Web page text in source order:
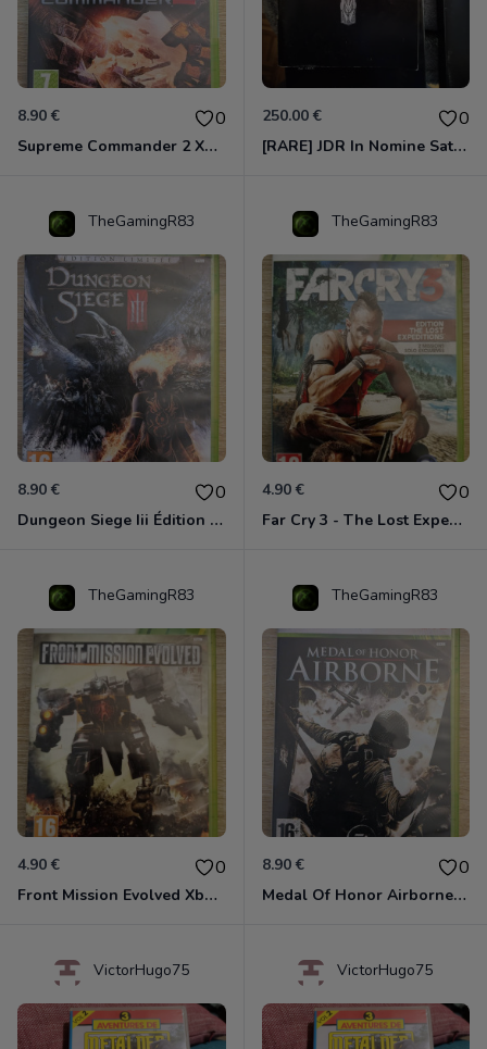
8.90 € 0
Supreme Commander 2 Xbox 360
250.00 € 0
[RARE] JDR In Nomine Satanis / Magna Veritas – 1ère Édition BOÎTE (DOS BLANC, 1989) - CROC / Siroz
TheGamingR83
8.90 € 0
Dungeon Siege Iii Édition Limitée - Vf Intégrale Xbox 360
TheGamingR83
4.90 € 0
Far Cry 3 - The Lost Expeditions - Edition Spéciale Xbox 360
TheGamingR83
4.90 € 0
Front Mission Evolved Xbox 360
TheGamingR83
8.90 € 0
Medal Of Honor Airborne Xbox 360
VictorHugo75 VictorHugo75